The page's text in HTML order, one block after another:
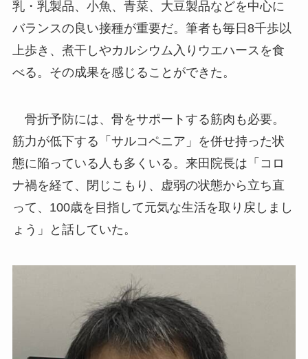
乳・乳製品、小魚、青菜、大豆製品などを中心に
バランスの良い接種が重要だ。筆者も毎日8千歩以
上歩き、煮干しやカルシウム入りウエハースを食
べる。その成果を感じることができた。
骨折予防には、骨をサポートする筋肉も必要。
筋力が低下する「サルコペニア」を併せ持った状
態に陥っている人も多くいる。来田院長は「コロ
ナ禍を経て、閉じこもり、虚弱の状態から立ち直
って、100歳を目指して元気な生活を取り戻しまし
ょう」と話していた。